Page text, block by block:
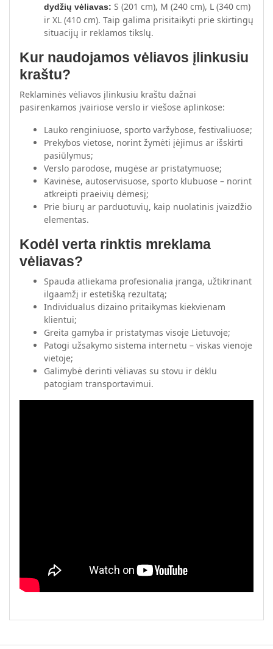
dydžių vėliavas: S (201 cm), M (240 cm), L (340 cm)
ir XL (410 cm). Taip galima prisitaikyti prie skirtingų
situacijų ir reklamos tikslų.
Kur naudojamos vėliavos įlinkusiu
kraštu?
Reklaminės vėliavos įlinkusiu kraštu dažnai
pasirenkamos įvairiose verslo ir viešose aplinkose:
Lauko renginiuose, sporto varžybose, festivaliuose;
Prekybos vietose, norint žymėti įėjimus ar išskirti
pasiūlymus;
Verslo parodose, mugėse ar pristatymuose;
Kavinėse, autoservisuose, sporto klubuose – norint
atkreipti praeivių dėmesį;
Prie biurų ar parduotuvių, kaip nuolatinis įvaizdžio
elementas.
Kodėl verta rinktis mreklama
vėliavas?
Spauda atliekama profesionalia įranga, užtikrinant
ilgaamžį ir estetišką rezultatą;
Individualus dizaino pritaikymas kiekvienam
klientui;
Greita gamyba ir pristatymas visoje Lietuvoje;
Patogi užsakymo sistema internetu – viskas vienoje
vietoje;
Galimybė derinti vėliavas su stovu ir dėklu
patogiam transportavimui.